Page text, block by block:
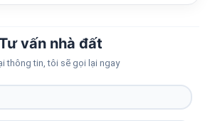
vấn nhà đất
thông tin, tôi sẽ gọi lại ngay